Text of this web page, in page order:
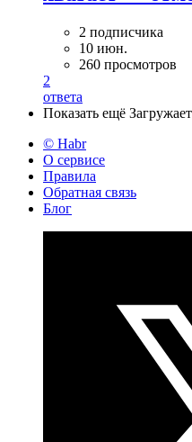
2 подписчика
10 июн.
260 просмотров
2
ответа
Показать ещё
© Habr
О сервисе
Правила
Обратная связь
Блог